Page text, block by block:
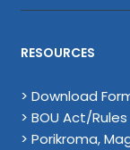
RESOURCES
> Download
> BOU Act/Rules
> Porikroma,